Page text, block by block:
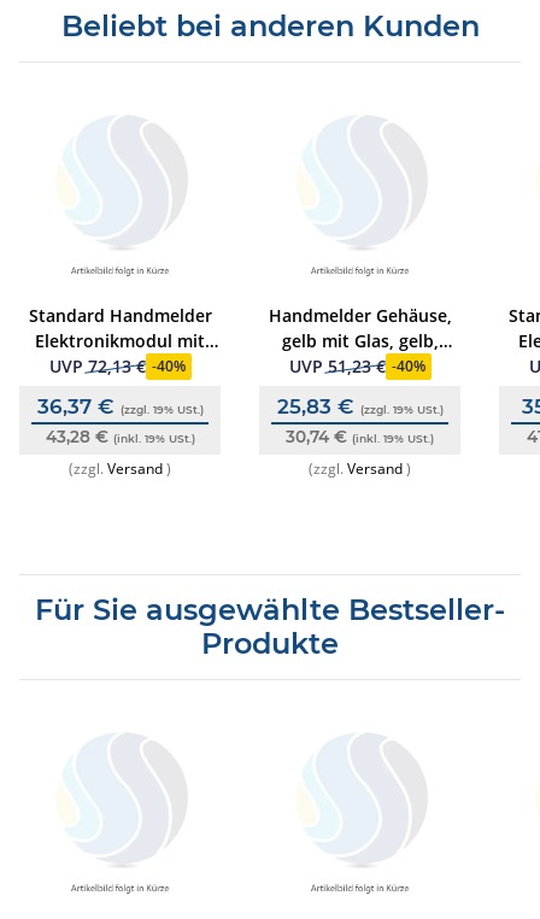
Beliebt bei anderen Kunden
Standard Handmelder
Elektronikmodul mit
Glas und ZM, ESSER
UVP72,13 € -40%
36,37 € (zzgl. 19% USt.)
43,28 € (inkl. 19% USt.)
(zzgl.Versand)
Handmelder Gehäuse,
gelb mit Glas, gelb,
ähnlich RAL 1021
UVP51,23 € -40%
25,83 € (zzgl. 19% USt.)
30,74 € (inkl. 19% USt.)
(zzgl.Versand)
Für Sie ausgewählte Bestseller-
Produkte